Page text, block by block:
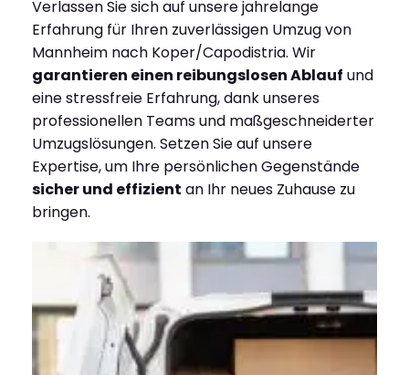
Verlassen Sie sich auf unsere jahrelange
Erfahrung für Ihren zuverlässigen Umzug von
Mannheim nach Koper/Capodistria. Wir
garantieren einen reibungslosen Ablauf und
eine stressfreie Erfahrung, dank unseres
professionellen Teams und maßgeschneiderter
Umzugslösungen. Setzen Sie auf unsere
Expertise, um Ihre persönlichen Gegenstände
sicher und effizient an Ihr neues Zuhause zu
bringen.